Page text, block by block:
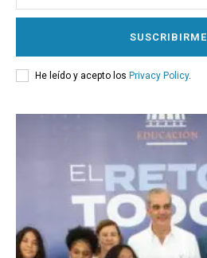
SUSCRIBIRME
He leído y acepto los Privacy Policy.